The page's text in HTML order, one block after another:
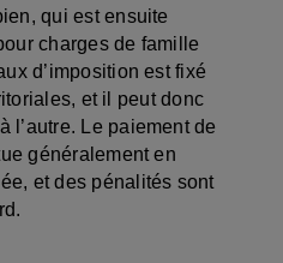
qui est ensuite
charges de famille
d’imposition est fixé
et il peut donc
l’autre. Le paiement de
généralement en
et des pénalités sont